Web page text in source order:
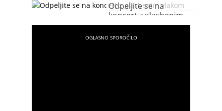
Odpeljite se na
koncert z glasbenim
vlakom